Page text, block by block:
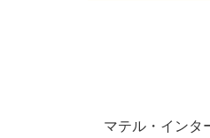
マテル・インタ